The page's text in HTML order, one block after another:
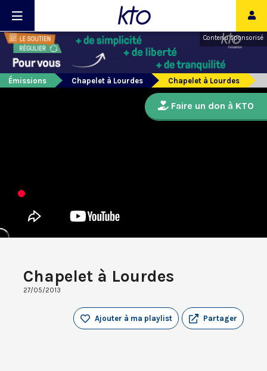
Contenu sponsorisé
Émissions Chapelet à Lourdes Chapelet à Lourdes
Chapelet à Lourdes
27/05/2013
Partager
Ajouter à ma playlist
Faire un don à KTO